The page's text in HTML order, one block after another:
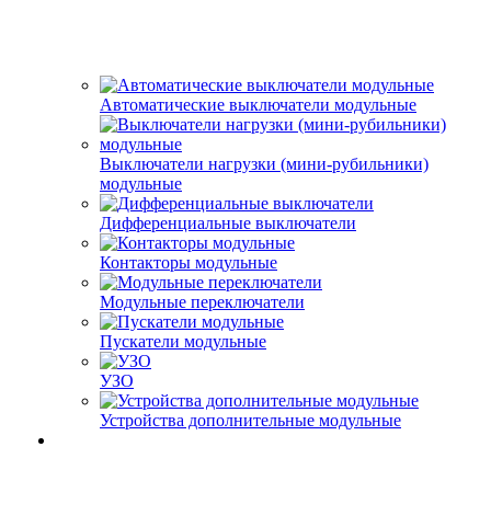
Автоматические выключатели модульные
Выключатели нагрузки (мини-рубильники)
модульные
Дифференциальные выключатели
Контакторы модульные
Модульные переключатели
Пускатели модульные
УЗО
Устройства дополнительные модульные